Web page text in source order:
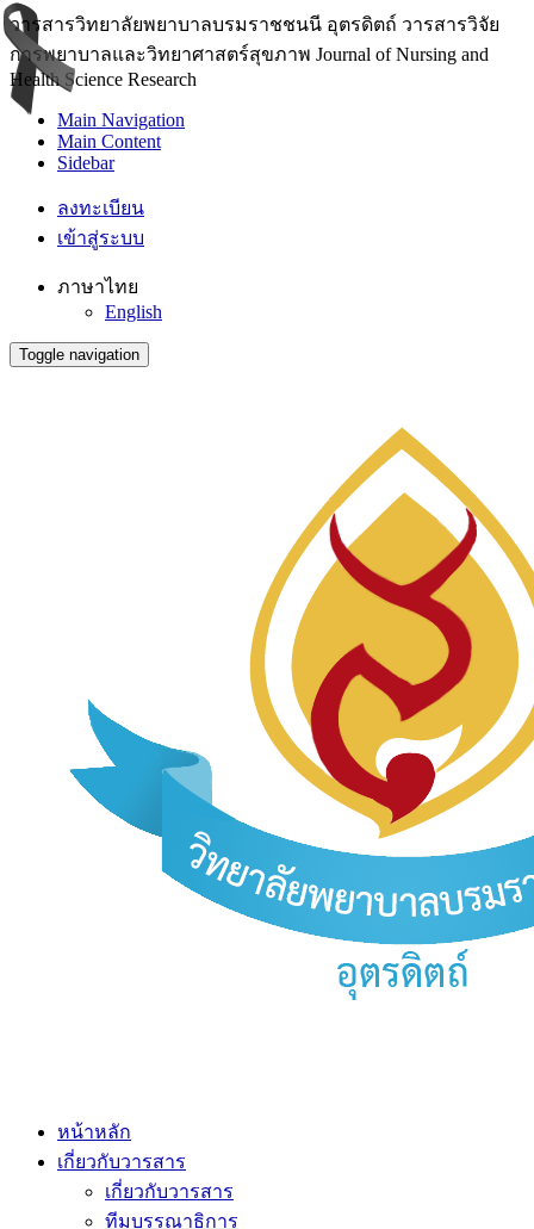
วารสารวิทยาลัยพยาบาลบรมราชชนนี อุตรดิตถ์ วารสารวิจัย
การพยาบาลและวิทยาศาสตร์สุขภาพ Journal of Nursing and
Health Science Research
Main Navigation
Main Content
Sidebar
ลงทะเบียน
เข้าสู่ระบบ
ภาษาไทย
English
Toggle navigation
หน้าหลัก
เกี่ยวกับวารสาร
เกี่ยวกับวารสาร
ทีมบรรณาธิการ